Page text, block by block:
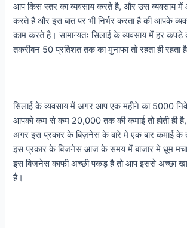
आप किस स्तर का व्यवसाय करते है, और उस व्यवसाय में
करते है और इस बात पर भी निर्भर करता है की आपके
काम करते है। सामान्यतः सिलाई के व्यवसाय में हर कपड़े
तकरीबन 50 प्रतिशत तक का मुनाफा तो रहता ही रहता
सिलाई के व्यवसाय में अगर आप एक महीने का 5000
आपको कम से कम 20,000 तक की कमाई तो होती ही है,
अगर इस प्रकार के बिज़नेस के बारे मे एक बार कमाई के
इस प्रकार के बिजनेस आज के समय में बाजार मे धूम
इस बिजनेस काफी अच्छी पकड़ है तो आप इससे अच्छा
है।